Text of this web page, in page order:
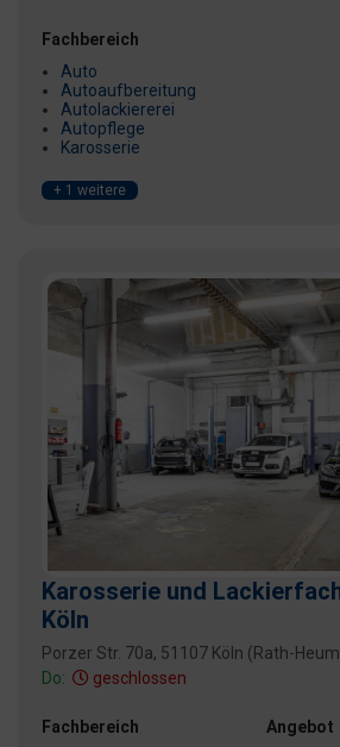
Fachbereich
Auto
Autoaufbereitung
Autolackiererei
Autopflege
Karosserie
+ 1 weitere
Karosserie und
Köln
Porzer Str. 70a, 51107 Köln (Rath-
Do:
geschlossen
Fachbereich
Angebot